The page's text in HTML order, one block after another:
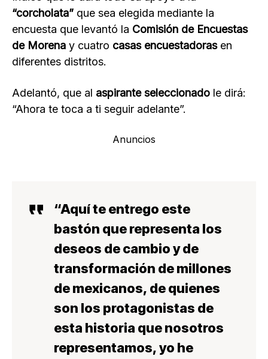
“corcholata” que sea elegida mediante la
encuesta que levantó la Comisión de Encuestas
de Morena y cuatro casas encuestadorasen
diferentes distritos.
Adelantó, que al aspirante seleccionado le dirá:
“Ahora te toca a ti seguir adelante”.
Anuncios
“Aquí te entrego este
bastón que representa los
deseos de cambio y de
transformación de millones
de mexicanos, de quienes
son los protagonistas de
esta historia que nosotros
representamos, yo he